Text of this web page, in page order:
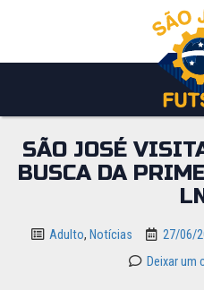
o
SÃO JOSÉ
BUSCA DA
Adulto, Notícias 27/06/
Deixar um